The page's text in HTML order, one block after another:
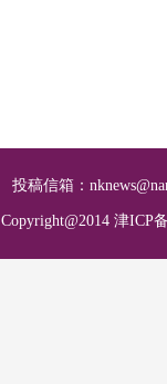
投稿信箱：
Copyright@2014 津ICP